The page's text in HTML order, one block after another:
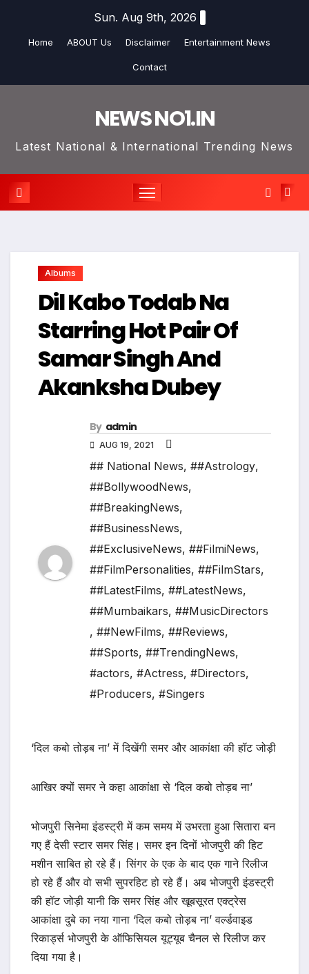
Sun. Aug 9th, 2026
Home ABOUT Us Disclaimer Entertainment News
Contact
NEWS NO1.IN
Latest National & International Trending News
Albums
Dil Kabo Todab Na
Starring Hot Pair Of
Samar Singh And
Akanksha Dubey
By admin
AUG 19, 2021
## National News, ##Astrology,
##BollywoodNews,
##BreakingNews,
##BusinessNews,
##ExclusiveNews, ##FilmiNews,
##FilmPersonalities, ##FilmStars,
##LatestFilms, ##LatestNews,
##Mumbaikars, ##MusicDirectors
, ##NewFilms, ##Reviews,
##Sports, ##TrendingNews,
#actors, #Actress, #Directors,
#Producers, #Singers
‘दिल कबो तोड़ब ना’ में दिखेंगी समर और आकांक्षा की हॉट जोड़ी
आखिर क्यों समर ने कहा आकांक्षा से ‘दिल कबो तोड़ब ना’
भोजपुरी सिनेमा इंडस्ट्री में कम समय में उभरता हुआ सितारा बन
गए हैं देसी स्टार समर सिंह। समर इन दिनों भोजपुरी की हिट
मशीन साबित हो रहे हैं। सिंगर के एक के बाद एक गाने रिलीज
हो रहे हैं और वो सभी सुपरहिट हो रहे हैं। अब भोजपुरी इंडस्ट्री
की हॉट जोड़ी यानी कि समर सिंह और खूबसूरत एक्ट्रेस
आकांक्षा दुबे का नया गाना ‘दिल कबो तोड़ब ना’ वर्ल्डवाइड
रिकार्ड्स भोजपुरी के ऑफिसियल यूट्यूब चैनल से रिलीज कर
दिया गया है।